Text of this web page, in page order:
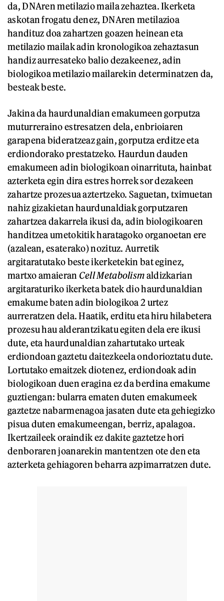
da, DNAren metilazio maila zehaztea. Ikerketa
askotan frogatu denez, DNAren metilazioa
handituz doa zahartzen goazen heinean eta
metilazio mailak adin kronologikoa zehaztasun
handiz aurresateko balio dezakeenez, adin
biologikoa metilazio mailarekin determinatzen da,
besteak beste.
Jakina da haurdunaldian emakumeen gorputza
muturreraino estresatzen dela, enbrioiaren
garapena bideratzeaz gain, gorputza erditze eta
erdiondorako prestatzeko. Haurdun dauden
emakumeen adin biologikoan oinarrituta, hainbat
azterketa egin dira estres horrek sor dezakeen
zahartze prozesua aztertzeko. Saguetan, tximuetan
nahiz gizakietan haurdunaldiak gorputzaren
zahartzea dakarrela ikusi da, adin biologikoaren
handitzea umetokitik haratagoko organoetan ere
(azalean, esaterako) nozituz. Aurretik
argitaratutako beste ikerketekin bat eginez,
martxo amaieran Cell Metabolismaldizkarian
argitaraturiko ikerketa batek dio haurdunaldian
emakume baten adin biologikoa 2 urtez
aurreratzen dela. Haatik, erditu eta hiru hilabetera
prozesu hau alderantzikatu egiten dela ere ikusi
dute, eta haurdunaldian zahartutako urteak
erdiondoan gaztetu daitezkeela ondorioztatu dute.
Lortutako emaitzek diotenez, erdiondoak adin
biologikoan duen eragina ez da berdina emakume
guztiengan: bularra ematen duten emakumeek
gaztetze nabarmenagoa jasaten dute eta gehiegizko
pisua duten emakumeengan, berriz, apalagoa.
Ikertzaileek oraindik ez dakite gaztetze hori
denboraren joanarekin mantentzen ote den eta
azterketa gehiagoren beharra azpimarratzen dute.